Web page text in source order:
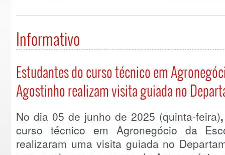
Informativo
Estudantes do curso técnico em
Agostinho realizam visita guiada no
No dia 05 de junho de 2025 (quinta-feira),
curso técnico em Agronegócio da
realizaram uma visita guiada no